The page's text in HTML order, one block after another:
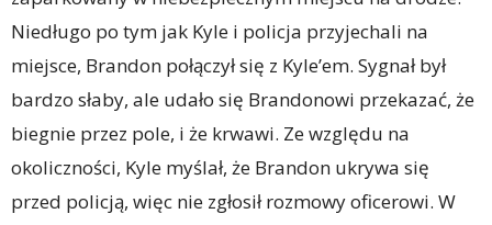
Niedługo po tym jak Kyle i policja przyjechali na
miejsce, Brandon połączył się z Kyle’em. Sygnał był
bardzo słaby, ale udało się Brandonowi przekazać, że
biegnie przez pole, i że krwawi. Ze względu na
okoliczności, Kyle myślał, że Brandon ukrywa się
przed policją, więc nie zgłosił rozmowy oficerowi. W